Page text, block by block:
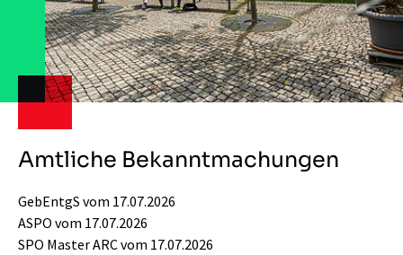
Amtliche Bekanntmachungen
GebEntgS vom 17.07.2026
ASPO vom 17.07.2026
SPO Master ARC vom 17.07.2026